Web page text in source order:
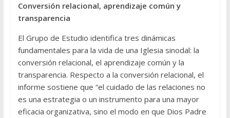
Conversión relacional, aprendizaje común y
transparencia
El Grupo de Estudio identifica tres dinámicas
fundamentales para la vida de una Iglesia sinodal: la
conversión relacional, el aprendizaje común y la
transparencia. Respecto a la conversión relacional, el
informe sostiene que “el cuidado de las relaciones no
es una estrategia o un instrumento para una mayor
eficacia organizativa, sino el modo en que Dios Padre